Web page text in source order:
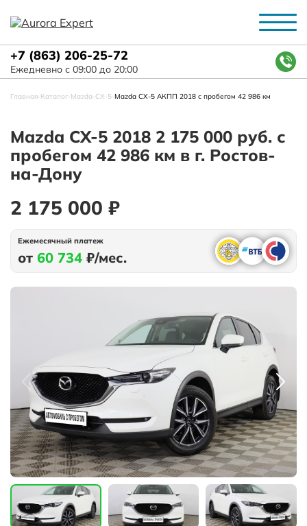
+7 (863) 206-25-72
Ежедневно с 09:00 до 20:00
Главная-Каталог-Mazda-СХ-5-Mazda СХ-5 АКПП 2018 с пробегом 42 986 км
Mazda СХ-5 2018 2 175 000 руб. с
пробегом 42 986 км в г. Ростов-
на-Дону
2 175 000 ₽
Ежемесячный платеж
от 60 734 ₽/мес.